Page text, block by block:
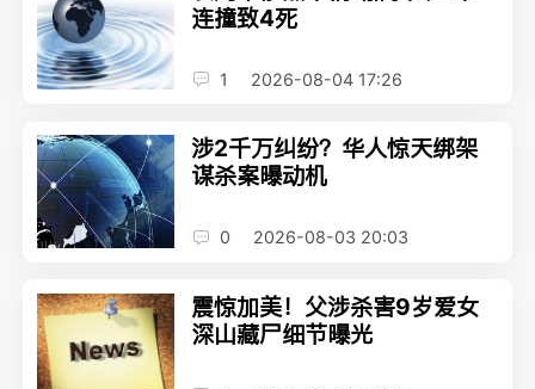
连撞致4死
1 2026-08-04 17:26
涉2千万纠纷？华人惊天绑架
谋杀案曝动机
0 2026-08-03 20:03
震惊加美！父涉杀害9岁爱女
深山藏尸细节曝光